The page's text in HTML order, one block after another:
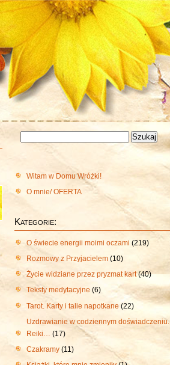
Witam w Domu Wróżki!
O mnie/ OFERTA
Kategorie:
O świecie energii moimi oczami (219)
Rozmowy z Przyjacielem (10)
Życie widziane przez pryzmat kart(40)
Teksty medytacyjne (6)
Tarot. Karty i talie napotkane (22)
Uzdrawianie w codziennym doświadczeniu.
Reiki… (17)
Czakramy (11)